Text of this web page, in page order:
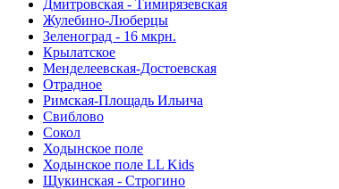
Дмитровская - Тимирязевская
Жулебино-Люберцы
Зеленоград - 16 мкрн.
Крылатское
Менделеевская-Достоевская
Отрадное
Римская-Площадь Ильича
Свиблово
Сокол
Ходынское поле
Ходынское поле LL Kids
Щукинская - Строгино